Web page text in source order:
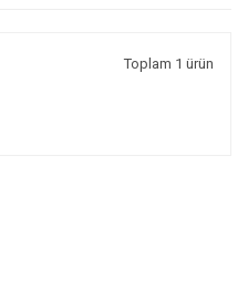
Toplam 1 ürün